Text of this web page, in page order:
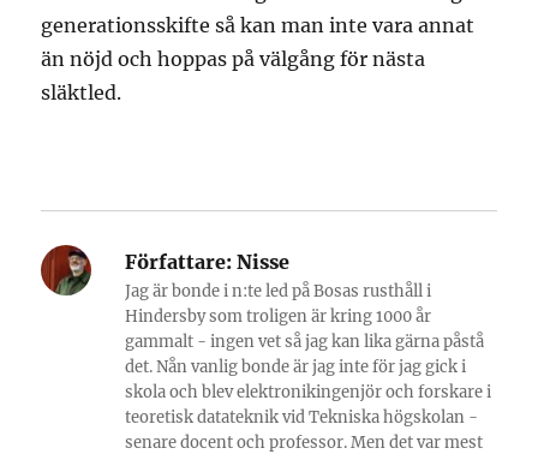
generationsskifte så kan man inte vara annat
än nöjd och hoppas på välgång för nästa
släktled.
Författare: Nisse
Jag är bonde i n:te led på Bosas rusthåll i
Hindersby som troligen är kring 1000 år
gammalt - ingen vet så jag kan lika gärna påstå
det. Nån vanlig bonde är jag inte för jag gick i
skola och blev elektronikingenjör och forskare i
teoretisk datateknik vid Tekniska högskolan -
senare docent och professor. Men det var mest